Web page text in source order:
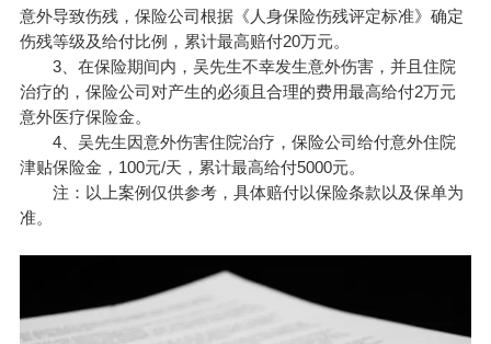
意外导致伤残，保险公司根据《人身保险伤残评定标准》确定
伤残等级及给付比例，累计最高赔付20万元。
3、在保险期间内，吴先生不幸发生意外伤害，并且住院
治疗的，保险公司对产生的必须且合理的费用最高给付2万元
意外医疗保险金。
4、吴先生因意外伤害住院治疗，保险公司给付意外住院
津贴保险金，100元/天，累计最高给付5000元。
注：以上案例仅供参考，具体赔付以保险条款以及保单为
准。